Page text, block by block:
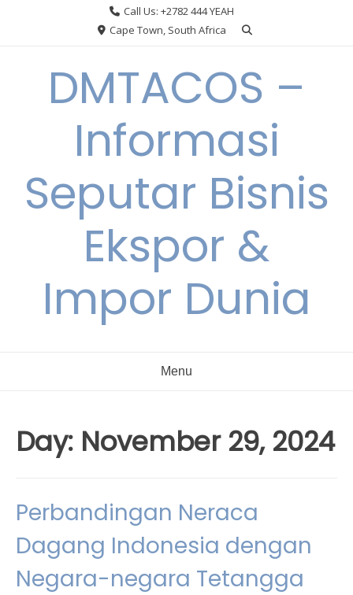
Call Us: +2782 444 YEAH
Cape Town, South Africa
DMTACOS –
Informasi
Seputar Bisnis
Ekspor &
Impor Dunia
Menu
Day: November 29, 2024
Perbandingan Neraca
Dagang Indonesia dengan
Negara-negara Tetangga